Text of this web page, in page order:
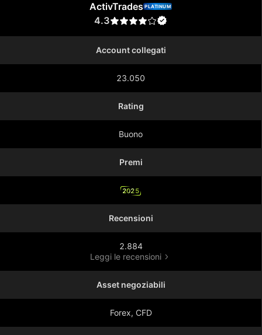
ActivTrades PLATINUM
4.3
Account collegati
23.050
Rating
Buono
Premi
2025
Recensioni
2.884
Leggi le recensioni
Asset negoziabili
Forex, CFD